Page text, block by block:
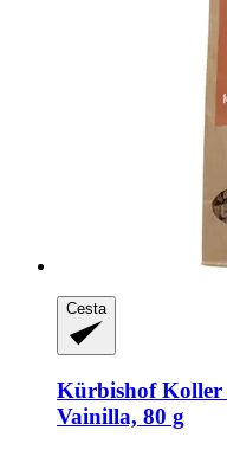
Cesta
Kürbishof Koller
Vainilla, 80 g